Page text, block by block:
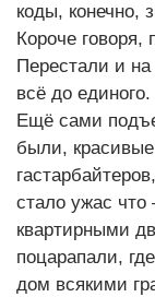
коды, конечно,
Короче говоря,
Перестали и
всё до единого.
Ещё сами
были,
стало ужас
квартирными
поцарапали,
дом всякими